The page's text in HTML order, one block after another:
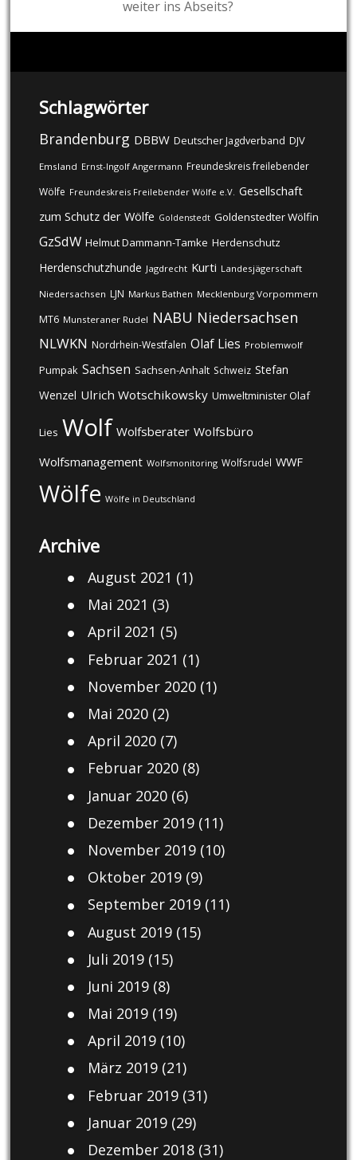
weiter ins Abseits?
Schlagwörter
Brandenburg DBBW Deutscher Jagdverband DJV
Emsland Ernst-Ingolf Angermann Freundeskreis freilebender
Wölfe Freundeskreis Freilebender Wölfe e.V. Gesellschaft
zum Schutz der Wölfe Goldenstedt Goldenstedter Wölfin
GzSdW Helmut Dammann-Tamke Herdenschutz
Herdenschutzhunde Jagdrecht Kurti Landesjägerschaft
Niedersachsen LJN Markus Bathen Mecklenburg Vorpommern
MT6 Munsteraner Rudel NABU Niedersachsen
NLWKN Nordrhein-Westfalen Olaf Lies Problemwolf
Pumpak Sachsen Sachsen-Anhalt Schweiz Stefan
Wenzel Ulrich Wotschikowsky Umweltminister Olaf
Lies Wolf Wolfsberater Wolfsbüro
Wolfsmanagement Wolfsmonitoring Wolfsrudel WWF
Wölfe Wölfe in Deutschland
Archive
August 2021 (1)
Mai 2021 (3)
April 2021 (5)
Februar 2021 (1)
November 2020(1)
Mai 2020(2)
April 2020(7)
Februar 2020(8)
Januar 2020(6)
Dezember 2019(11)
November 2019(10)
Oktober 2019(9)
September 2019(11)
August 2019(15)
Juli 2019(15)
Juni 2019(8)
Mai 2019(19)
April 2019(10)
März 2019(21)
Februar 2019(31)
Januar 2019(29)
Dezember 2018(31)